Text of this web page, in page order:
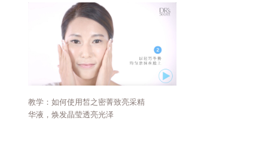
教学：如何使用皙之密菁致亮采精
华液，焕发晶莹透亮光泽